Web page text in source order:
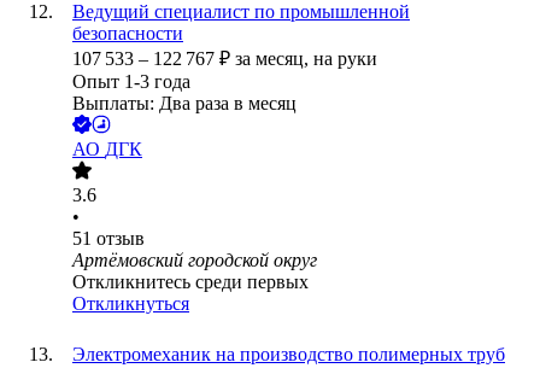
Ведущий специалист по промышленной
безопасности
107 533 – 122 767 ₽ за месяц, на руки
Опыт 1-3 года
Выплаты: Два раза в месяц
АО ДГК
3.6
•
51 отзыв
Артёмовский городской округ
Откликнитесь среди первых
Откликнуться
Электромеханик на производство полимерных труб